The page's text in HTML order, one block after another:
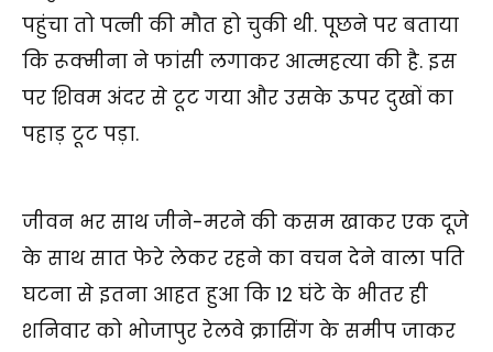
पहुंचा तो पत्नी की मौत हो चुकी थी. पूछने पर बताया
कि रूक्मीना ने फांसी लगाकर आत्महत्या की है. इस
पर शिवम अंदर से टूट गया और उसके ऊपर दुखों का
पहाड़ टूट पड़ा.
जीवन भर साथ जीने-मरने की कसम खाकर एक दूजे
के साथ सात फेरे लेकर रहने का वचन देने वाला पति
घटना से इतना आहत हुआ कि 12 घंटे के भीतर ही
शनिवार को भोजापुर रेलवे क्रासिंग के समीप जाकर